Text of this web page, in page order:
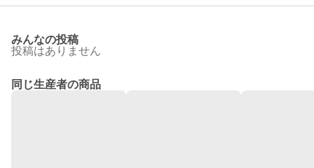
みんなの投稿
投稿はありません
同じ生産者の商品